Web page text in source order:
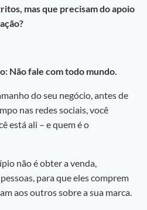
mas que precisam do apoio
Não fale com todo mundo.
do seu negócio, antes de
nas redes sociais, você
está ali – e quem é o
não é obter a venda,
para que eles comprem
aos outros sobre a sua marca.